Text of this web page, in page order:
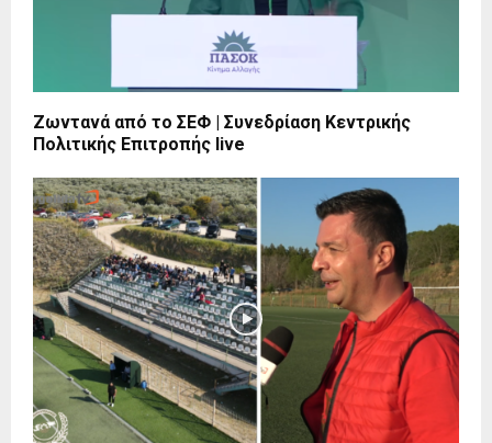
Ζωντανά από το ΣΕΦ | Συνεδρίαση Κεντρικής
Πολιτικής Επιτροπής live